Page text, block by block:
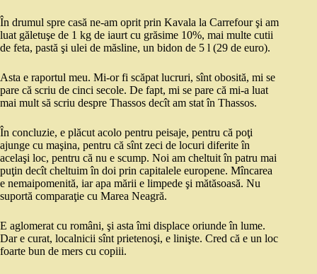
În drumul spre casă ne-am oprit prin Kavala la Carrefour şi am
luat găletuşe de 1 kg de iaurt cu grăsime 10%, mai multe cutii
de feta, pastă şi ulei de măsline, un bidon de 5 l (29 de euro).
Asta e raportul meu. Mi-or fi scăpat lucruri, sînt obosită, mi se
pare că scriu de cinci secole. De fapt, mi se pare că mi-a luat
mai mult să scriu despre Thassos decît am stat în Thassos.
În concluzie, e plăcut acolo pentru peisaje, pentru că poţi
ajunge cu maşina, pentru că sînt zeci de locuri diferite în
acelaşi loc, pentru că nu e scump. Noi am cheltuit în patru mai
puţin decît cheltuim în doi prin capitalele europene. Mîncarea
e nemaipomenită, iar apa mării e limpede şi mătăsoasă. Nu
suportă comparaţie cu Marea Neagră.
E aglomerat cu români, şi asta îmi displace oriunde în lume.
Dar e curat, localnicii sînt prietenoşi, e linişte. Cred că e un loc
foarte bun de mers cu copiii.